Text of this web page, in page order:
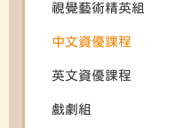
視覺藝術精英組
中文資優課程
英文資優課程
戲劇組